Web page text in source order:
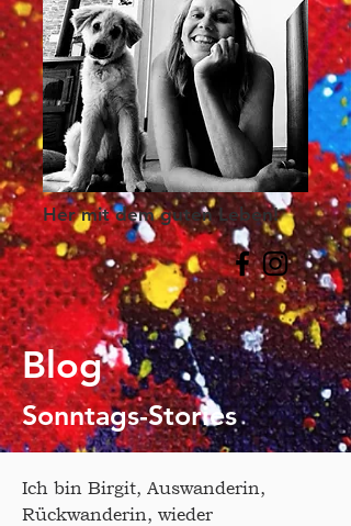
Ich bin Birgit, Auswanderin,
Rückwanderin, wieder
Blog
Her mit dem guten Leben!
Sonntags-Stories